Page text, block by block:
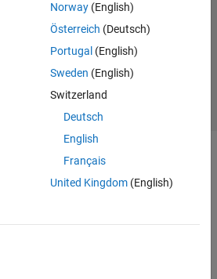
Norway(English)
Österreich (Deutsch)
Portugal (English)
Sweden (English)
Switzerland
Deutsch
English
Français
United Kingdom(English)
Status von Anwendungen
Inc.
Website auswählen
Deutschland